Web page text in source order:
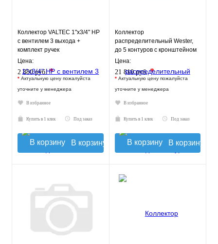
Коллектор VALTEC 1"х3/4" НР
с вентилем 3 выхода +
комплект ручек
Цена:
2 880 руб.*
* Актуальную цену пожалуйста
уточните у менеджера
В избранное
Купить в 1 клик Под заказ
В корзину
Коллектор
распределительный Wester,
до 5 контуров с кронштейном
0-050120
Цена:
21 810 руб.*
* Актуальную цену пожалуйста
уточните у менеджера
В избранное
Купить в 1 клик Под заказ
В корзину